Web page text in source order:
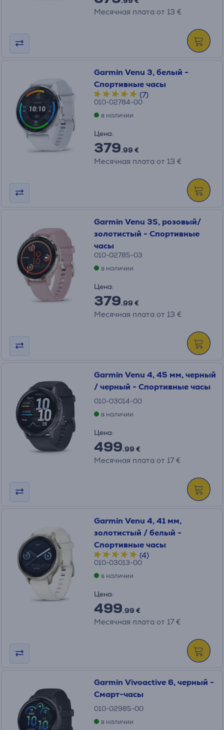
Месячная плата от 13 €
Garmin Venu 3, белый -
Спортивные часы
(7)
010-02784-00
в наличии
Цена:
379.99 €
Месячная плата от 13 €
Garmin Venu 3S, розовый/
золотистый - Спортивные
часы
010-02785-03
в наличии
Цена:
379.99 €
Месячная плата от 13 €
Garmin Venu 4, 45 мм, черный
/ черный - Спортивные часы
010-03014-00
в наличии
Цена:
499.99 €
Месячная плата от 17 €
Garmin Venu 4, 41 мм,
золотистый / белый -
Спортивные часы
(4)
010-03013-00
в наличии
Цена:
499.99 €
Месячная плата от 17 €
Garmin Vivoactive 6, черный -
Смарт-часы
010-02985-00
в наличии